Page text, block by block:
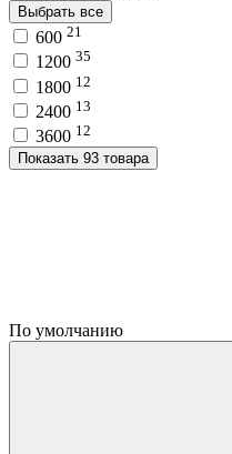
Выбрать все
600 21
1200 35
1800 12
2400 13
3600 12
Показать 93 товара
По умолчанию